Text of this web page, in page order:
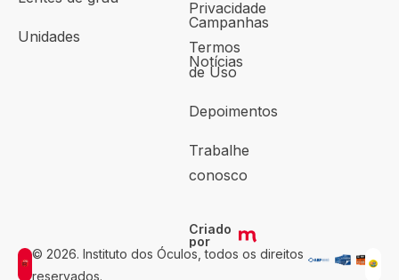
Unidades
Campanhas
Notícias
Privacidade
Termos
de Uso
Depoimentos
Trabalhe
conosco
Criado
por
© 2026. Instituto dos Óculos, todos os direitos
reservados.